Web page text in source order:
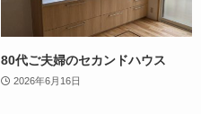
80代ご夫婦のセカンドハウス
2026年6月16日